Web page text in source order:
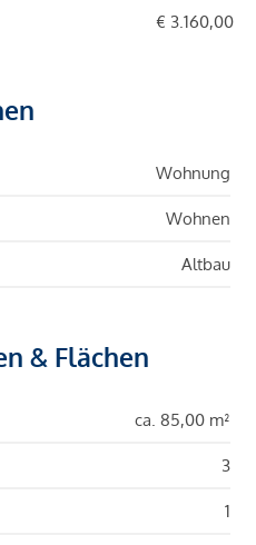
€ 3.160,00
Wohnung
Wohnen
Altbau
& Flächen
ca. 85,00 m²
3
1